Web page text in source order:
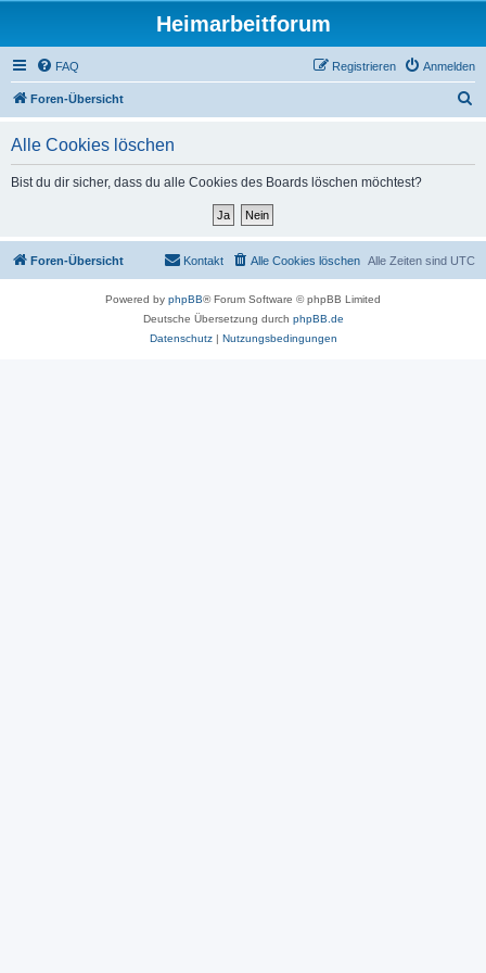
Heimarbeitforum
FAQ Anmelden
Registrieren
Foren-Übersicht
Alle Cookies löschen
Bist du dir sicher, dass du alle Cookies des Boards löschen möchtest?
Foren-Übersicht Alle Zeiten sind UTC
Alle Cookies löschen
Kontakt
Powered by phpBB® Forum Software © phpBB Limited
Deutsche Übersetzung durch phpBB.de
Datenschutz| Nutzungsbedingungen